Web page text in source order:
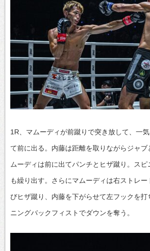
1R、マムーディが前蹴りで突き放して、一
て前に出る。内藤は距離を取りながらジャブ
ムーディは前に出てパンチとヒザ蹴り。スピ
も繰り出す。さらにマムーディは右ストレ
びヒザ蹴り、内藤を下がらせて左フックを
ニングバックフィストでダウンを奪う。